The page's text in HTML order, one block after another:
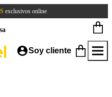
exclusivos online
Soy cliente